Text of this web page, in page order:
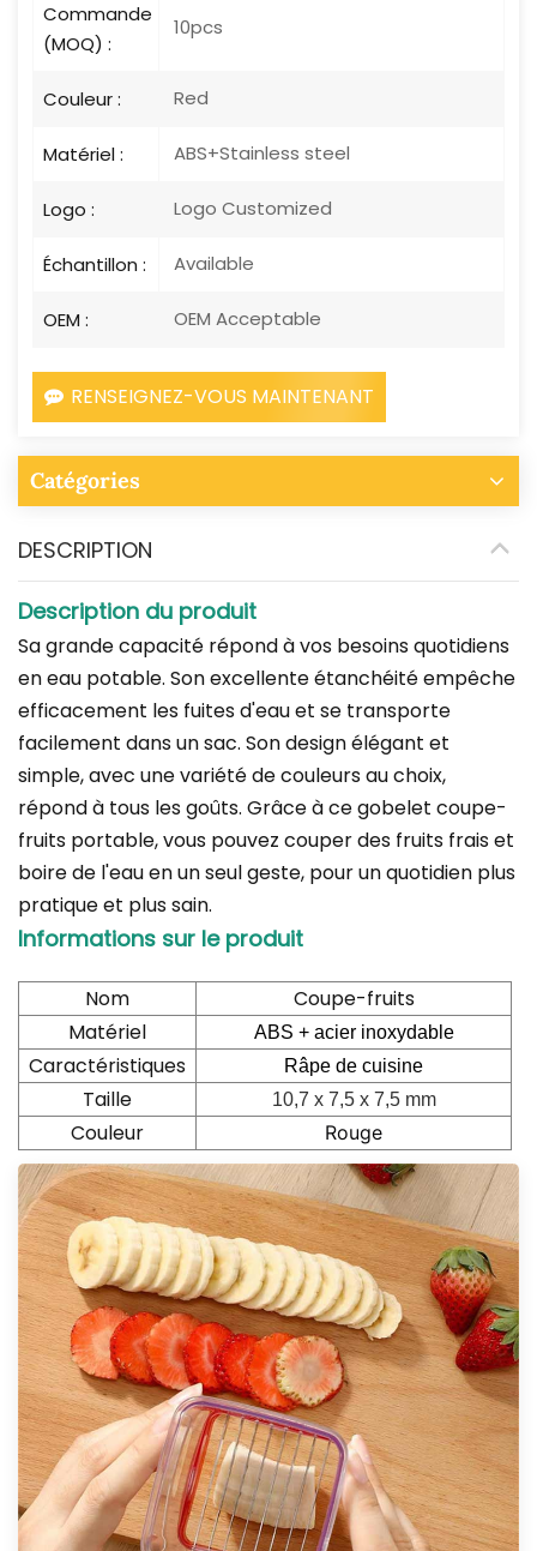
Commande
(MOQ) :
10pcs
Couleur : Red
Matériel : ABS+Stainless steel
Logo : Logo Customized
Échantillon : Available
OEM : OEM Acceptable
RENSEIGNEZ-VOUS MAINTENANT
Catégories
DESCRIPTION
Description du produit
Sa grande capacité répond à vos besoins quotidiens
en eau potable. Son excellente étanchéité empêche
efficacement les fuites d'eau et se transporte
facilement dans un sac. Son design élégant et
simple, avec une variété de couleurs au choix,
répond à tous les goûts. Grâce à ce gobelet coupe-
fruits portable, vous pouvez couper des fruits frais et
boire de l'eau en un seul geste, pour un quotidien plus
pratique et plus sain.
Informations sur le produit
Nom
Coupe-fruits
Matériel
ABS + acier inoxydable
Caractéristiques Râpe de cuisine
Taille 10,7 x 7,5 x 7,5 mm
Couleur Rouge